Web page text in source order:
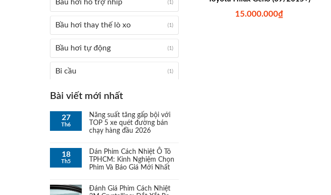
Bầu hơi hỗ trợ nhíp (1)
Bầu hơi thay thế lò xo (1)
Bầu hơi tự động (1)
Bi cầu (1)
Bộ PJM Pace & Nhíp PJM
Bộ TJM Comfort & Nhíp APM
Bơm (1)
Bóng đèn LED (1)
Bài viết mới nhất
27
Th6
Năng suất tăng gấp bội với
TOP 5 xe quét đường bán
chạy hàng đầu 2026
18
Th5
Dán Phim Cách Nhiệt Ô Tô
TPHCM: Kinh Nghiệm Chọn
Phim Và Báo Giá Mới Nhất
Đánh Giá Phim Cách Nhiệt
15.000.000₫